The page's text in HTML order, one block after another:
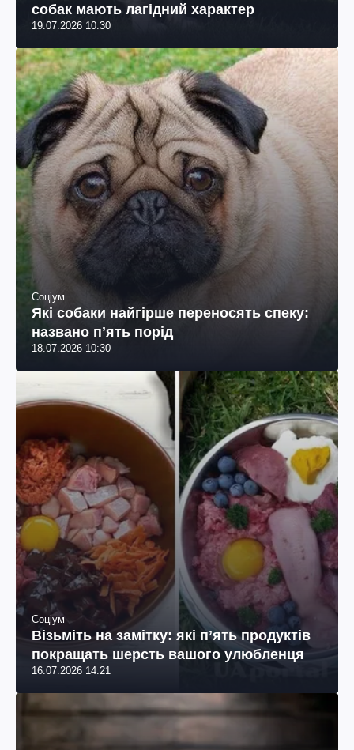
собак мають лагідний характер
19.07.2026 10:30
Соціум
Які собаки найгірше переносять спеку:
названо пʼять порід
18.07.2026 10:30
Соціум
Візьміть на замітку: які пʼять продуктів
покращать шерсть вашого улюбленця
16.07.2026 14:21